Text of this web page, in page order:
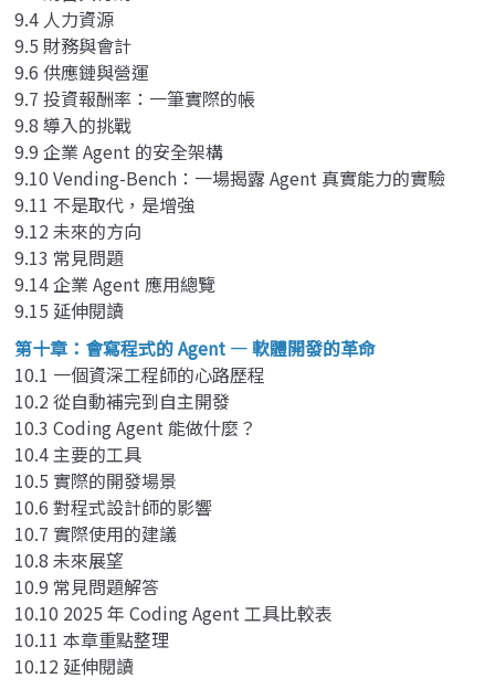
9.4 人力資源
9.5 財務與會計
9.6 供應鏈與營運
9.7 投資報酬率：一筆實際的帳
9.8 導入的挑戰
9.9 企業 Agent 的安全架構
9.10 Vending-Bench：一場揭露 Agent 真實能力的實驗
9.11 不是取代，是增強
9.12 未來的方向
9.13 常見問題
9.14 企業 Agent 應用總覽
9.15 延伸閱讀
第十章：會寫程式的 Agent — 軟體開發的革命
10.1 一個資深工程師的心路歷程
10.2 從自動補完到自主開發
10.3 Coding Agent 能做什麼？
10.4 主要的工具
10.5 實際的開發場景
10.6 對程式設計師的影響
10.7 實際使用的建議
10.8 未來展望
10.9 常見問題解答
10.10 2025 年 Coding Agent 工具比較表
10.11 本章重點整理
10.12 延伸閱讀